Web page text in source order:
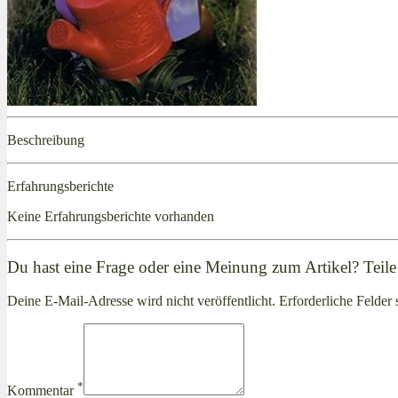
Beschreibung
Erfahrungsberichte
Keine Erfahrungsberichte vorhanden
Du hast eine Frage oder eine Meinung zum Artikel?
Deine E-Mail-Adresse wird nicht veröffentlicht. Erforderliche Felder
Kommentar *